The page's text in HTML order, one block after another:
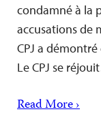
condamné à la
accusations de
CPJ a
Le CPJ se
Read More ›